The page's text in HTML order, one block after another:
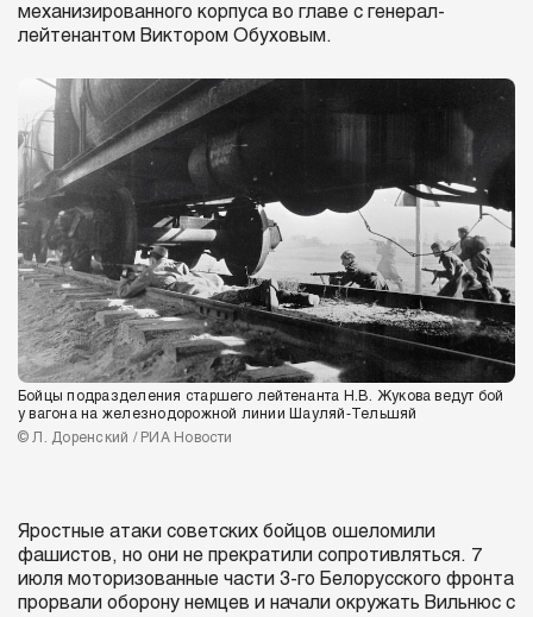
механизированного корпуса во главе с генерал-
лейтенантом Виктором Обуховым.
Бойцы подразделения старшего лейтенанта Н.В. Жукова ведут бой
у вагона на железнодорожной линии Шауляй-Тельшяй
© Л. Доренский / РИА Новости
Яростные атаки советских бойцов ошеломили
фашистов, но они не прекратили сопротивляться. 7
июля моторизованные части 3-го Белорусского фронта
прорвали оборону немцев и начали окружать Вильнюс с